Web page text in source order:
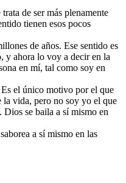
de ser más plenamente
tienen esos pocos
de años. Ese sentido es
y ahora lo voy a decir en la
en mí, tal como soy en
el único motivo por el que
la vida, pero no soy yo el que
Dios se baila a sí mismo en
a sí mismo en las